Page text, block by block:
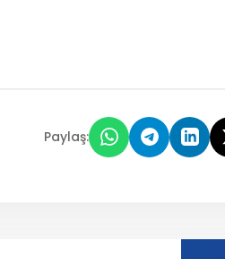
Paylaş: